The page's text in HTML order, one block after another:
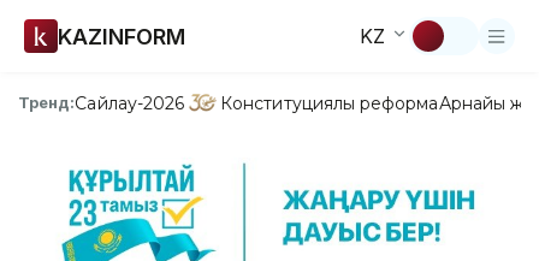
KAZINFORM KZ
Тренд:Сайлау-2026 Конституциялық реформаАрнайы